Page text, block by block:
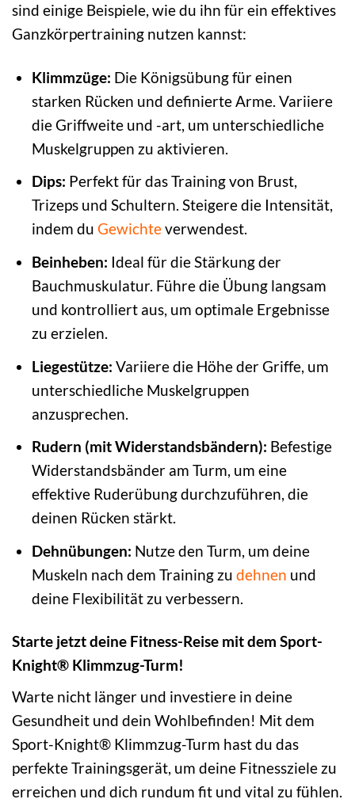
sind einige Beispiele, wie du ihn für ein effektives
Ganzkörpertraining nutzen kannst:
Klimmzüge: Die Königsübung für einen
starken Rücken und definierte Arme. Variiere
die Griffweite und -art, um unterschiedliche
Muskelgruppen zu aktivieren.
Dips: Perfekt für das Training von Brust,
Trizeps und Schultern. Steigere die Intensität,
indem du Gewichteverwendest.
Beinheben: Ideal für die Stärkung der
Bauchmuskulatur. Führe die Übung langsam
und kontrolliert aus, um optimale Ergebnisse
zu erzielen.
Liegestütze: Variiere die Höhe der Griffe, um
unterschiedliche Muskelgruppen
anzusprechen.
Rudern (mit Widerstandsbändern): Befestige
Widerstandsbänder am Turm, um eine
effektive Ruderübung durchzuführen, die
deinen Rücken stärkt.
Dehnübungen: Nutze den Turm, um deine
Muskeln nach dem Training zu dehnen und
deine Flexibilität zu verbessern.
Starte jetzt deine Fitness-Reise mit dem Sport-
Knight® Klimmzug-Turm!
Warte nicht länger und investiere in deine
Gesundheit und dein Wohlbefinden! Mit dem
Sport-Knight® Klimmzug-Turm hast du das
perfekte Trainingsgerät, um deine Fitnessziele zu
erreichen und dich rundum fit und vital zu fühlen.